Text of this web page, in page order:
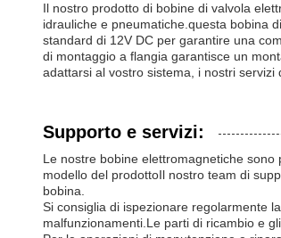
Il nostro prodotto di bobine di valvola
idrauliche e pneumatiche.questa bobina
standard di 12V DC per garantire una
di montaggio a flangia garantisce un
adattarsi al vostro sistema, i nostri
Supporto e servizi:
Le nostre bobine elettromagnetiche
modello del prodottoIl nostro team di
bobina.
Si consiglia di ispezionare regolarmente
malfunzionamenti.Le parti di ricambio e